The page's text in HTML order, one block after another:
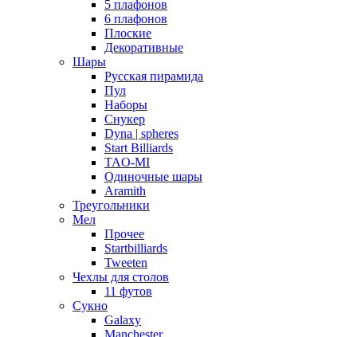
5 плафонов
6 плафонов
Плоские
Декоративные
Шары
Русская пирамида
Пул
Наборы
Снукер
Dyna | spheres
Start Billiards
TAO-MI
Одиночные шары
Aramith
Треугольники
Мел
Прочее
Startbilliards
Tweeten
Чехлы для столов
11 футов
Сукно
Galaxy
Manchester